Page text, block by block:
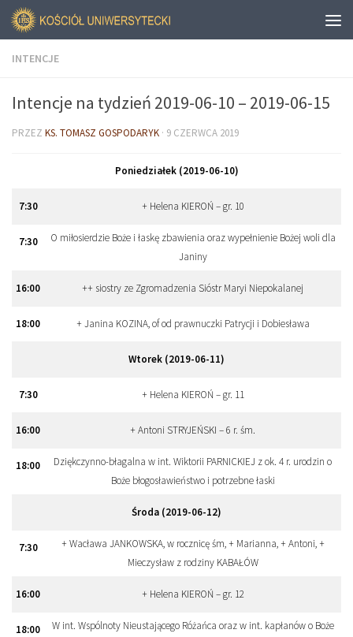
INTENCJE
Intencje na tydzień 2019-06-10 – 2019-06-15
PRZEZ KS. TOMASZ GOSPODARYK · 9 CZERWCA 2019
Poniedziałek (2019-06-10)
7:30 + Helena KIEROŃ – gr. 10
7:30
O miłosierdzie Boże i łaskę zbawienia oraz wypełnienie Bożej woli dla
Janiny
16:00 ++ siostry ze Zgromadzenia Sióstr Maryi Niepokalanej
18:00 + Janina KOZINA, of od prawnuczki Patrycji i Dobiesława
Wtorek (2019-06-11)
7:30 + Helena KIEROŃ – gr. 11
16:00 + Antoni STRYJEŃSKI – 6 r. śm.
18:00
Dziękczynno-błagalna w int. Wiktorii PARNICKIEJ z ok. 4 r. urodzin o
Boże błogosławieństwo i potrzebne łaski
Środa (2019-06-12)
7:30
+ Wacława JANKOWSKA, w rocznicę śm, + Marianna, + Antoni, +
Mieczysław z rodziny KABAŁÓW
16:00 + Helena KIEROŃ – gr. 12
18:00
W int. Wspólnoty Nieustającego Różańca oraz w int. kapłanów o Boże